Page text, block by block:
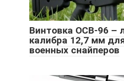
Винтовка ОСВ-96 –
калибра 12,7 мм
военных снайперов